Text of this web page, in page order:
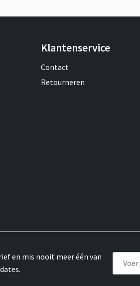
Klantenservice
Contact
Retourneren
en mis nooit meer één van